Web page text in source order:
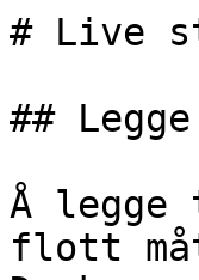
# Live
##
Å
flott